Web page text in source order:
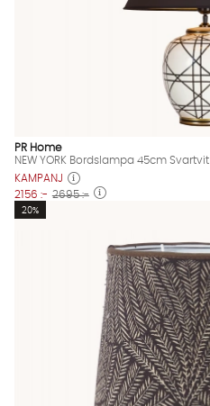
PR Home
NEW YORK Bordslampa 45cm Svartvit
KAMPANJ
2156 :- 2695 :-
20%